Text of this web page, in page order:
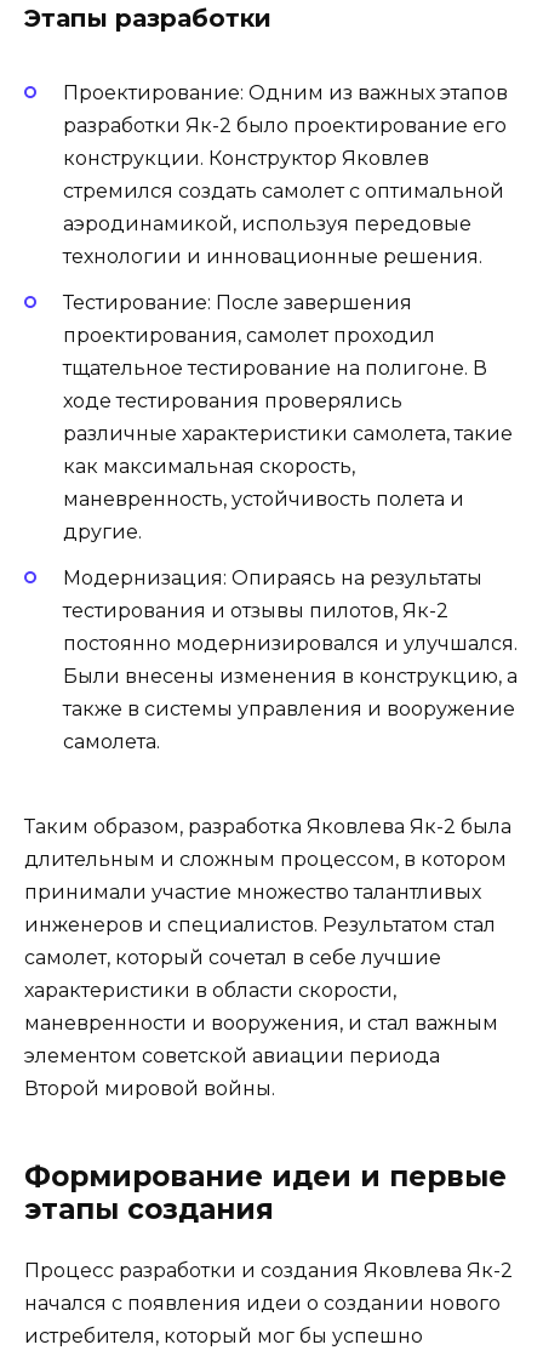
Этапы разработки
Проектирование: Одним из важных этапов
разработки Як-2 было проектирование его
конструкции. Конструктор Яковлев
стремился создать самолет с оптимальной
аэродинамикой, используя передовые
технологии и инновационные решения.
Тестирование: После завершения
проектирования, самолет проходил
тщательное тестирование на полигоне. В
ходе тестирования проверялись
различные характеристики самолета, такие
как максимальная скорость,
маневренность, устойчивость полета и
другие.
Модернизация: Опираясь на результаты
тестирования и отзывы пилотов, Як-2
постоянно модернизировался и улучшался.
Были внесены изменения в конструкцию, а
также в системы управления и вооружение
самолета.
Таким образом, разработка Яковлева Як-2 была
длительным и сложным процессом, в котором
принимали участие множество талантливых
инженеров и специалистов. Результатом стал
самолет, который сочетал в себе лучшие
характеристики в области скорости,
маневренности и вооружения, и стал важным
элементом советской авиации периода
Второй мировой войны.
Формирование идеи и первые
этапы создания
Процесс разработки и создания Яковлева Як-2
начался с появления идеи о создании нового
истребителя, который мог бы успешно